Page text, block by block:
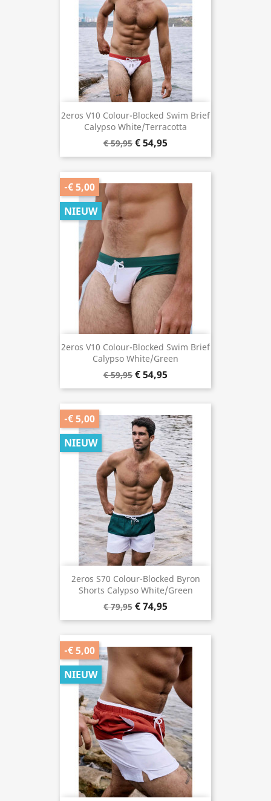
2eros V10 Colour-Blocked Swim Brief
Calypso White/Terracotta
€ 59,95 € 54,95
2eros V10 Colour-Blocked Swim Brief
Calypso White/Green
€ 59,95 € 54,95
-€ 5,00
NIEUW
2eros S70 Colour-Blocked Byron
Shorts Calypso White/Green
€ 79,95 € 74,95
-€ 5,00
NIEUW
-€ 5,00
NIEUW